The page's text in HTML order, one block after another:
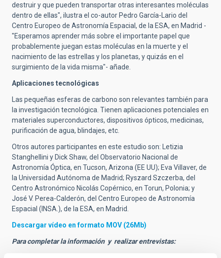
destruir y que pueden transportar otras interesantes moléculas
dentro de ellas", ilustra el co-autor Pedro García-Lario del
Centro Europeo de Astronomía Espacial, de la ESA, en Madrid -
"Esperamos aprender más sobre el importante papel que
probablemente juegan estas moléculas en la muerte y el
nacimiento de las estrellas y los planetas, y quizás en el
surgimiento de la vida misma"- añade.
Aplicaciones tecnológicas
Las pequeñas esferas de carbono son relevantes también para
la investigación tecnológica. Tienen aplicaciones potenciales en
materiales superconductores, dispositivos ópticos, medicinas,
purificación de agua, blindajes, etc.
Otros autores participantes en este estudio son: Letizia
Stanghellini y Dick Shaw, del Observatorio Nacional de
Astronomía Óptica, en Tucson, Arizona (EE UU); Eva Villaver, de
la Universidad Autónoma de Madrid; Ryszard Szczerba, del
Centro Astronómico Nicolás Copérnico, en Torun, Polonia; y
José V. Perea-Calderón, del Centro Europeo de Astronomía
Espacial (INSA.), de la ESA, en Madrid.
Descargar vídeo en formato MOV (26Mb)
Para completar la información y realizar entrevistas: